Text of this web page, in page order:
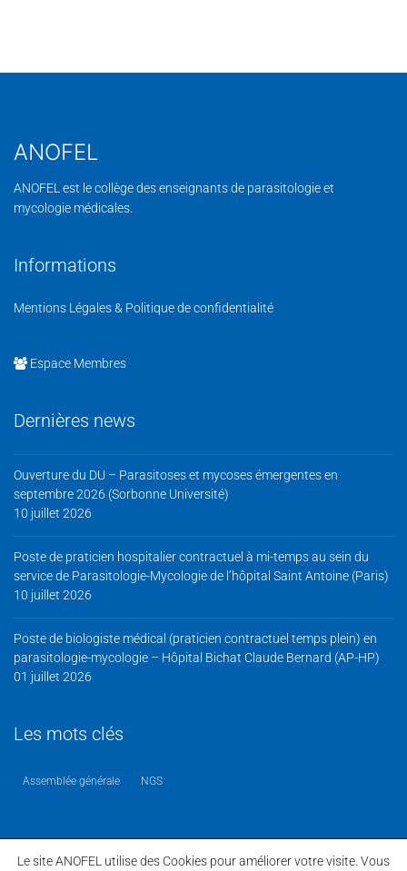
ANOFEL
ANOFEL est le collège des enseignants de parasitologie et
mycologie médicales.
Informations
Mentions Légales & Politique de confidentialité
Espace Membres
Dernières news
Ouverture du DU – Parasitoses et mycoses émergentes en
septembre 2026 (Sorbonne Université)
10 juillet 2026
Poste de praticien hospitalier contractuel à mi-temps au sein du
service de Parasitologie-Mycologie de l’hôpital Saint Antoine (Paris)
10 juillet 2026
Poste de biologiste médical (praticien contractuel temps plein) en
parasitologie-mycologie – Hôpital Bichat Claude Bernard (AP-HP)
01 juillet 2026
Les mots clés
Assemblée générale NGS
Le site ANOFEL utilise des Cookies pour améliorer votre visite. Vous